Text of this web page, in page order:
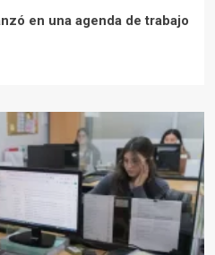
en una agenda de trabajo